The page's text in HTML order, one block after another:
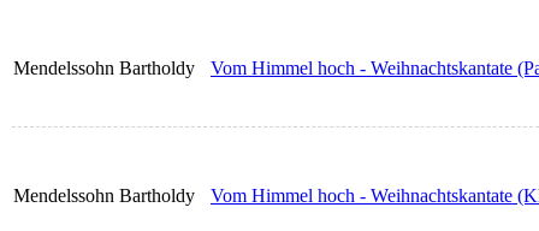
Mendelssohn Bartholdy Vom Himmel hoch - Weihnachtskantate
Mendelssohn Bartholdy Vom Himmel hoch - Weihnachtskantate